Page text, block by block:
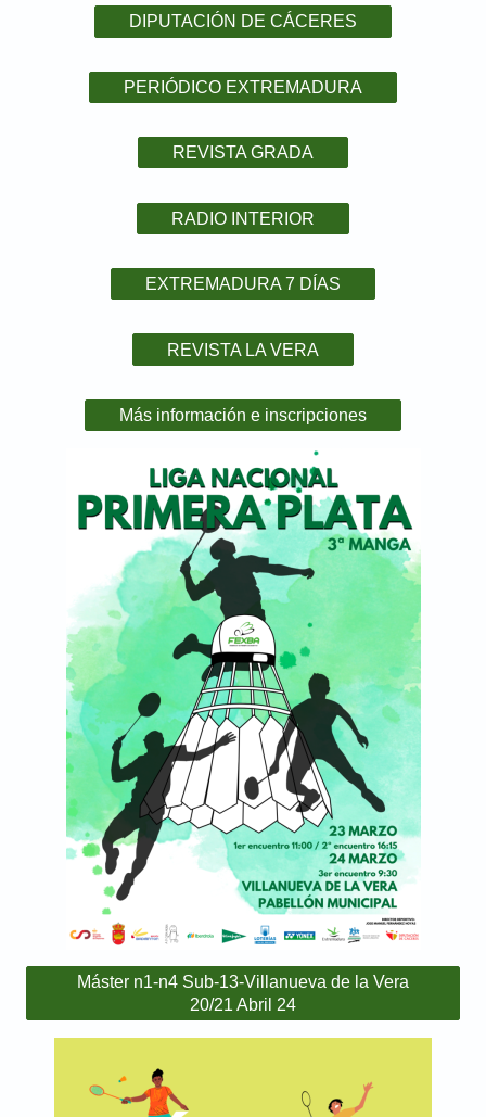
DIPUTACIÓN DE CÁCERES
PERIÓDICO EXTREMADURA
REVISTA GRADA
RADIO INTERIOR
EXTREMADURA 7 DÍAS
REVISTA LA VERA
Más información e inscripciones
Máster n1-n4 Sub-13-Villanueva de la Vera
20/21 Abril 24